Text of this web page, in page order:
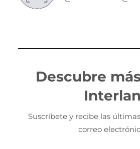
Descubre
Interlan
Suscríbete y recibe las
correo